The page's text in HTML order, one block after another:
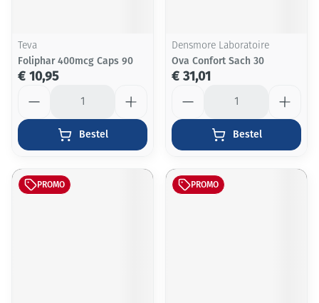
Teva
Foliphar 400mcg Caps 90
€ 10,95
Bestel
Densmore Laboratoire
Ova Confort Sach 30
€ 31,01
Bestel
PROMO PROMO